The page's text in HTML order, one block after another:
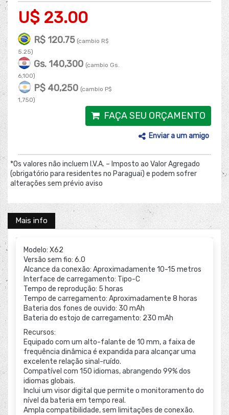
U$ 23.00
R$ 120.75 (cambio R$
5.25)
Gs. 140,300 (cambio Gs.
6,100)
P$ 40,250 (cambio P$
1,750)
FAÇA SEU ORÇAMENTO
Enviar a um amigo
*Os valores não incluem I.V.A. – Imposto ao Valor Agregado
(obrigatório para residentes no Paraguai) e podem sofrer
alterações sem prévio aviso
Mais info
Modelo: X62
Versão sem fio: 6.0
Alcance da conexão: Aproximadamente 10-15 metros
Interface de carregamento: Tipo-C
Tempo de reprodução: 5 horas
Tempo de carregamento: Aproximadamente 8 horas
Bateria dos fones de ouvido: 30 mAh
Bateria do estojo de carregamento: 230 mAh
Recursos:
Equipado com um alto-falante de 10 mm, a faixa de
frequência dinâmica é expandida para alcançar uma
excelente relação sinal-ruído.
Compatível com 150 idiomas, abrangendo 99% dos
idiomas globais.
Inclui um visor digital que permite o monitoramento do
nível da bateria em tempo real.
Ampla compatibilidade, sem limitações de conexão.